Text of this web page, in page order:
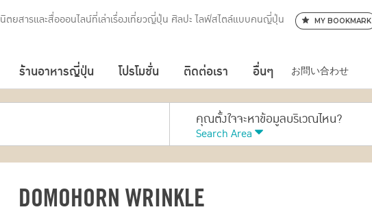
นิตยสารและสื่อออนไลน์ที่เล่าเรื่องเที่ยวญี่ปุ่น ศิลปะ ไลฟ์สไตล์แบบคนญี่ปุ่น MY BOOKMARK
ร้านอาหารญี่ปุ่น โปรโมชั่น ติดต่อเรา อื่นๆ お問い合わせ
คุณตั้งใจจะหาข้อมูลบริเวณไหน?
Search Area
DOMOHORN WRINKLE